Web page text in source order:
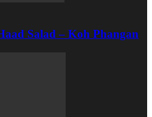
Salad – Koh Phangan